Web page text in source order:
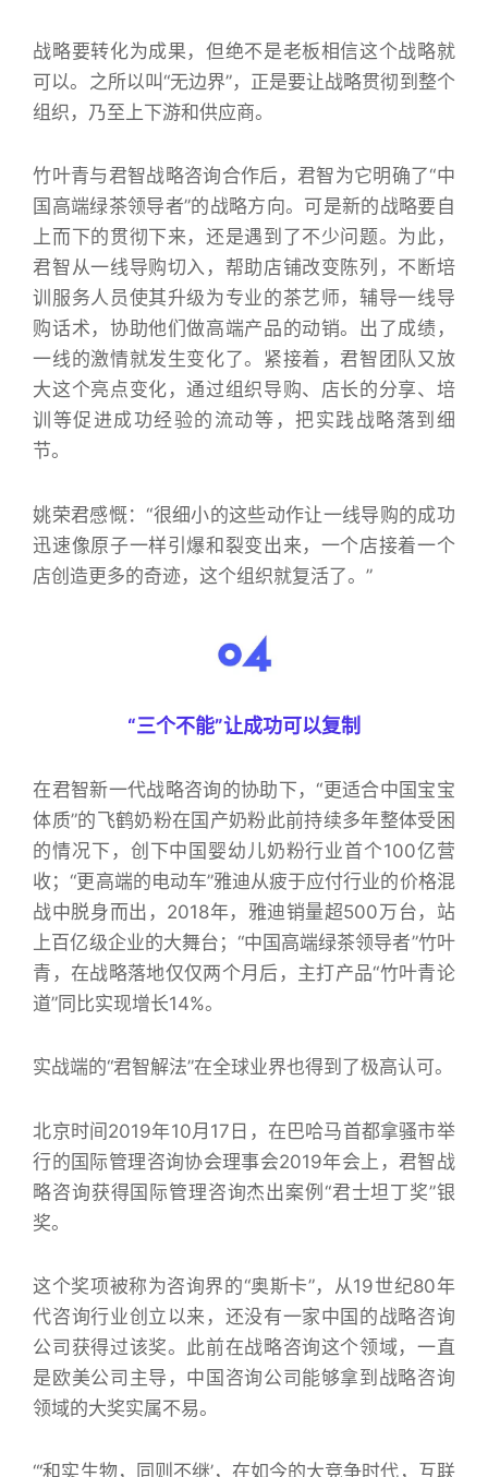
战略要转化为成果，但绝不是老板相信这个战略就
可以。之所以叫“无边界”，正是要让战略贯彻到整个
组织，乃至上下游和供应商。
竹叶青与君智战略咨询合作后，君智为它明确了“中
国高端绿茶领导者”的战略方向。可是新的战略要自
上而下的贯彻下来，还是遇到了不少问题。为此，
君智从一线导购切入，帮助店铺改变陈列，不断培
训服务人员使其升级为专业的茶艺师，辅导一线导
购话术，协助他们做高端产品的动销。出了成绩，
一线的激情就发生变化了。紧接着，君智团队又放
大这个亮点变化，通过组织导购、店长的分享、培
训等促进成功经验的流动等，把实践战略落到细
节。
姚荣君感慨：“很细小的这些动作让一线导购的成功
迅速像原子一样引爆和裂变出来，一个店接着一个
店创造更多的奇迹，这个组织就复活了。”
“三个不能”让成功可以复制
在君智新一代战略咨询的协助下，“更适合中国宝宝
体质”的飞鹤奶粉在国产奶粉此前持续多年整体受困
的情况下，创下中国婴幼儿奶粉行业首个100亿营
收；“更高端的电动车”雅迪从疲于应付行业的价格混
战中脱身而出，2018年，雅迪销量超500万台，站
上百亿级企业的大舞台；“中国高端绿茶领导者”竹叶
青，在战略落地仅仅两个月后，主打产品“竹叶青论
道”同比实现增长14%。
实战端的“君智解法”在全球业界也得到了极高认可。
北京时间2019年10月17日，在巴哈马首都拿骚市举
行的国际管理咨询协会理事会2019年会上，君智战
略咨询获得国际管理咨询杰出案例“君士坦丁奖”银
奖。
这个奖项被称为咨询界的“奥斯卡”，从19世纪80年
代咨询行业创立以来，还没有一家中国的战略咨询
公司获得过该奖。此前在战略咨询这个领域，一直
是欧美公司主导，中国咨询公司能够拿到战略咨询
领域的大奖实属不易。
“‘和实生物，同则不继’，在如今的大竞争时代，互联